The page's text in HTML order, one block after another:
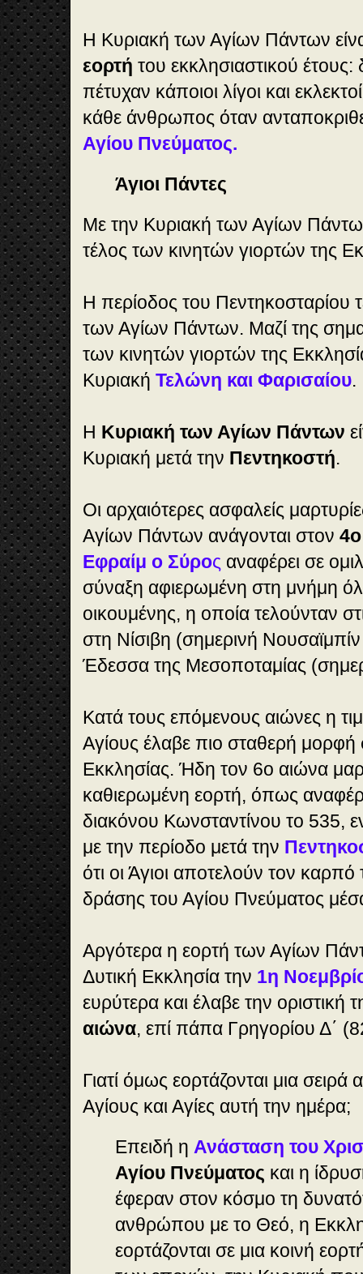
Η Κυριακή των Αγίων Πάντων
εορτή του εκκλησιαστικού έτους:
πέτυχαν κάποιοι λίγοι και
κάθε άνθρωπος όταν
Αγίου Πνεύματος.
Άγιοι Πάντες
Με την Κυριακή των Αγίων
τέλος των κινητών γιορτών της
Η περίοδος του Πεντηκοσταρίου
των Αγίων Πάντων. Μαζί της
των κινητών γιορτών της
Κυριακή Τελώνη και Φαρισαίου.
Η Κυριακή των Αγίων Πάντων
Κυριακή μετά την Πεντηκοστή.
Οι αρχαιότερες ασφαλείς
Αγίων Πάντων ανάγονται στον
Εφραίμ ο Σύρος αναφέρει σε
σύναξη αφιερωμένη στη μνήμη
οικουμένης, η οποία τελούνταν
στη Νίσιβη (σημερινή
Έδεσσα της Μεσοποταμίας
Κατά τους επόμενους αιώνες η
Αγίους έλαβε πιο σταθερή μορφή
Εκκλησίας. Ήδη τον 6ο αιώνα
καθιερωμένη εορτή, όπως
διακόνου Κωνσταντίνου το 535,
με την περίοδο μετά την
ότι οι Άγιοι αποτελούν τον
δράσης του Αγίου Πνεύματος
Αργότερα η εορτή των Αγίων
Δυτική Εκκλησία την 1η
ευρύτερα και έλαβε την
αιώνα, επί πάπα Γρηγορίου Δ΄
Γιατί όμως εορτάζονται μια
Αγίους και Αγίες αυτή την ημέρα;
Επειδή η Ανάσταση του
Αγίου Πνεύματος και η
έφεραν στον κόσμο τη
ανθρώπου με το Θεό, η
εορτάζονται σε μια κοινή